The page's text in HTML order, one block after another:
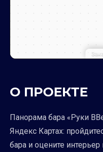
О ПРОЕКТЕ
Панорама бара «Руки
Яндекс Картах:
бара и оцените